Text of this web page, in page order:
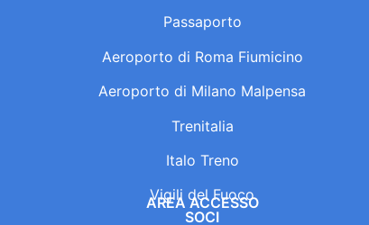
Passaporto
Aeroporto di Roma Fiumicino
Aeroporto di Milano Malpensa
Trenitalia
Italo Treno
Vigili del Fuoco
AREA ACCESSO
SOCI